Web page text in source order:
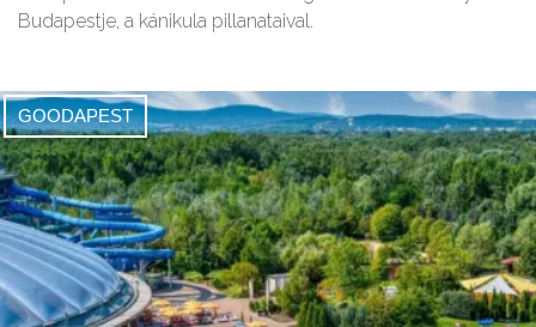
Budapestje, a kánikula pillanataival.
GOODAPEST